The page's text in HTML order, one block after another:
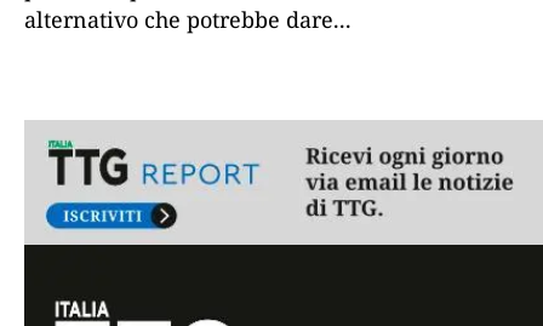
alternativo che potrebbe dare...